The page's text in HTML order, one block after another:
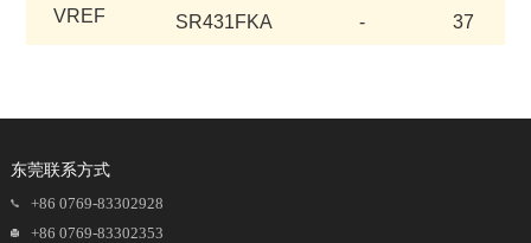
VREF
SR431FKA - 37
东莞联系方式
+86 0769-83302928
+86 0769-83302353